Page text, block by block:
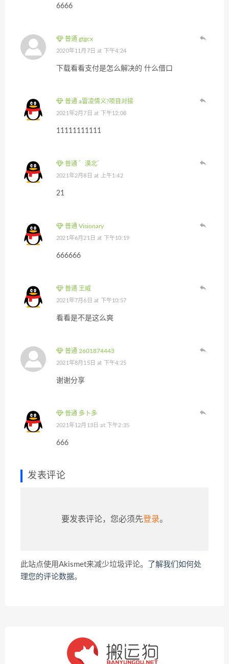
6666
普通 gtgcx
2020年11月7日 at 下午4:24
下载看看支付是怎么解决的 什么借口
普通 a雷凌情义?项目对接
2021年2月7日 at 下午12:08
11111111111
普通 ゛漠北゛
2021年2月8日 at 上午1:42
21
普通 Visionary
2021年6月21日 at 下午10:19
666666
普通 王威
2021年7月6日 at 下午10:57
看看是不是这么爽
普通 2601874443
2021年8月15日 at 下午4:25
谢谢分享
普通 多卜多
2021年12月13日 at 下午2:35
666
发表评论
要发表评论，您必须先登录。
此站点使用Akismet来减少垃圾评论。
了解我们如何处
理您的评论数据。